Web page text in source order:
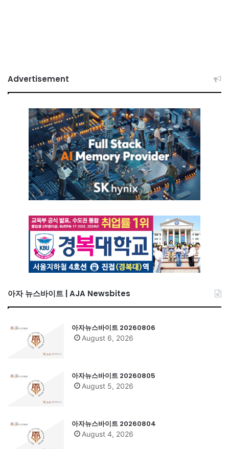
Advertisement
아자 뉴스바이트 | AJA Newsbites
아자뉴스바이트 20260806
August 6, 2026
아자뉴스바이트 20260805
August 5, 2026
아자뉴스바이트 20260804
August 4, 2026